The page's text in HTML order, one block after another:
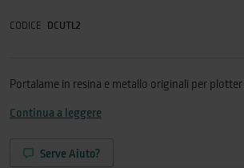
CODICE DCUTL2
Portalame in resina e metallo originali per plotter
Continua a leggere
Serve Aiuto?